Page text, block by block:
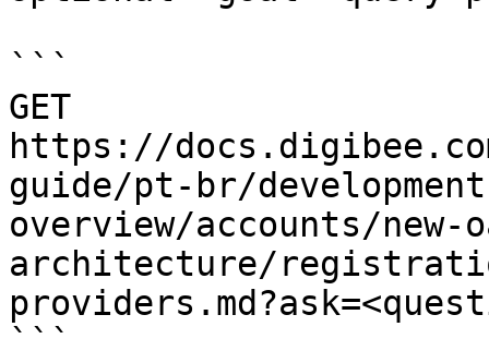
```
GET
https://
guide/pt-br/
overview/accounts/new-
architecture/
```